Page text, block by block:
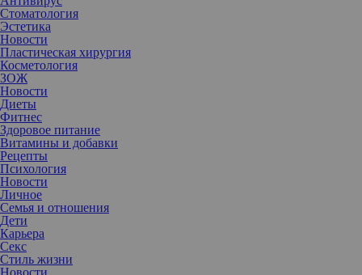
Стоматология
Эстетика
Новости
Пластическая хирургия
Косметология
ЗОЖ
Новости
Диеты
Фитнес
Здоровое питание
Витамины и добавки
Рецепты
Психология
Новости
Личное
Семья и отношения
Дети
Карьера
Секс
Стиль жизни
Новости